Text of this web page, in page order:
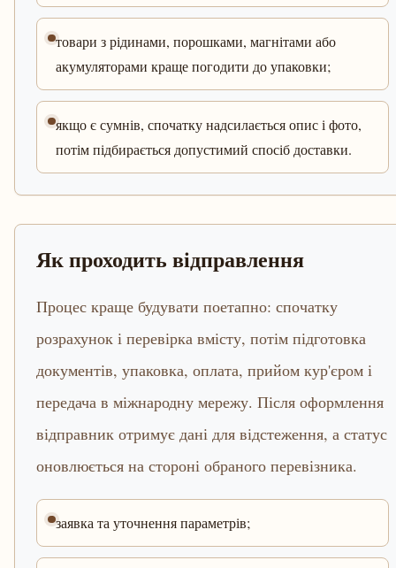
товари з рідинами, порошками, магнітами або
акумуляторами краще погодити до упаковки;
якщо є сумнів, спочатку надсилається опис і фото,
потім підбирається допустимий спосіб доставки.
Як проходить відправлення
Процес краще будувати поетапно: спочатку
розрахунок і перевірка вмісту, потім підготовка
документів, упаковка, оплата, прийом кур'єром і
передача в міжнародну мережу. Після оформлення
відправник отримує дані для відстеження, а статус
оновлюється на стороні обраного перевізника.
заявка та уточнення параметрів;